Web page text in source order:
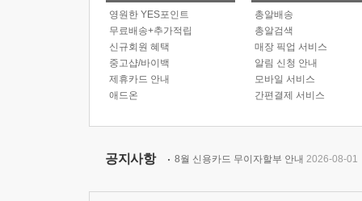
영원한 YES포인트
무료배송+추가적립
신규회원 혜택
중고샵/바이백
제휴카드 안내
애드온
총알배송
총알검색
매장 픽업 서비스
알림 신청 안내
모바일 서비스
간편결제 서비스
공지사항 8월 신용카드 무이자할부 안내 2026-08-01